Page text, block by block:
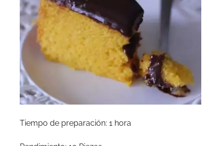
Tiempo de preparación: 1 hora